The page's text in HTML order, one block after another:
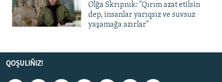
Olğa Skrıpnık: "Qırım azat etilsin
dep, insanlar yarıqsız ve suvsuz
yaşamağa azırlar"
QOŞULIÑIZ!